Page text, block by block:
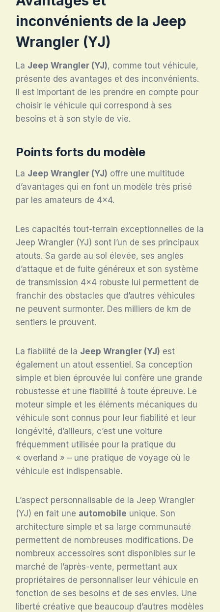
inconvénients de la Jeep
Wrangler (YJ)
La Jeep Wrangler (YJ), comme tout véhicule,
présente des avantages et des inconvénients.
Il est important de les prendre en compte pour
choisir le véhicule qui correspond à ses
besoins et à son style de vie.
Points forts du modèle
La Jeep Wrangler (YJ) offre une multitude
d’avantages qui en font un modèle très prisé
par les amateurs de 4×4.
Les capacités tout-terrain exceptionnelles de la
Jeep Wrangler (YJ) sont l’un de ses principaux
atouts. Sa garde au sol élevée, ses angles
d’attaque et de fuite généreux et son système
de transmission 4×4 robuste lui permettent de
franchir des obstacles que d’autres véhicules
ne peuvent surmonter. Des milliers de km de
sentiers le prouvent.
La fiabilité de la Jeep Wrangler (YJ) est
également un atout essentiel. Sa conception
simple et bien éprouvée lui confère une grande
robustesse et une fiabilité à toute épreuve. Le
moteur simple et les éléments mécaniques du
véhicule sont connus pour leur fiabilité et leur
longévité, d’ailleurs, c’est une voiture
fréquemment utilisée pour la pratique du
« overland » – une pratique de voyage où le
véhicule est indispensable.
L’aspect personnalisable de la Jeep Wrangler
(YJ) en fait une automobile unique. Son
architecture simple et sa large communauté
permettent de nombreuses modifications. De
nombreux accessoires sont disponibles sur le
marché de l’après-vente, permettant aux
propriétaires de personnaliser leur véhicule en
fonction de ses besoins et de ses envies. Une
liberté créative que beaucoup d’autres modèles